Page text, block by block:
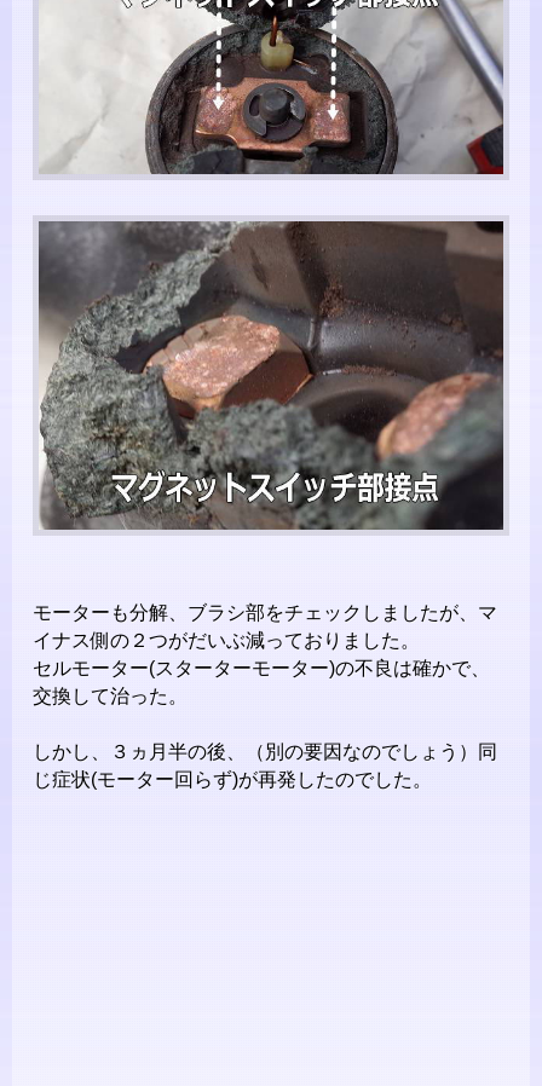
モーターも分解、ブラシ部をチェックしましたが、マ
イナス側の２つがだいぶ減っておりました。
セルモーター(スターターモーター)の不良は確かで、
交換して治った。
しかし、３ヵ月半の後、（別の要因なのでしょう）同
じ症状(モーター回らず)が再発したのでした。